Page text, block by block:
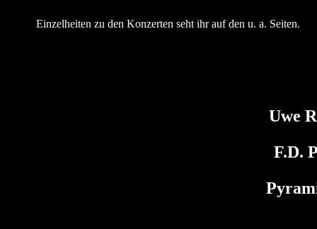
Einzelheiten zu den Konzerten seht ihr auf den u. a. Seiten.
Uwe
F.D.